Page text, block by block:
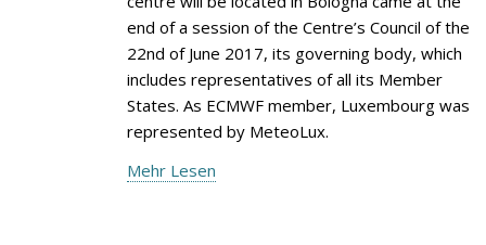
end of a session of the Centre’s Council of the
22nd of June 2017, its governing body, which
includes representatives of all its Member
States. As ECMWF member, Luxembourg was
represented by MeteoLux.
Mehr Lesen